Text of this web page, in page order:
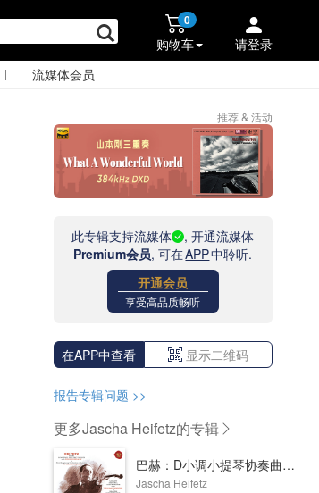
0
购物车 请登录
| 流媒体会员
推荐 & 活动
此专辑支持流媒体
, 开通流媒体
Premium会员, 可在APP中聆听.
开通会员
享受高品质畅听
在APP中查看 显示二维码
报告专辑问题 >>
更多Jascha Heifetz的专辑
巴赫：D小调小提琴协奏曲，Op.47/莫扎特：E大调交响协奏曲，K.364/勃拉姆斯：A小调二重奏协奏曲，Op.102
Jascha Heifetz